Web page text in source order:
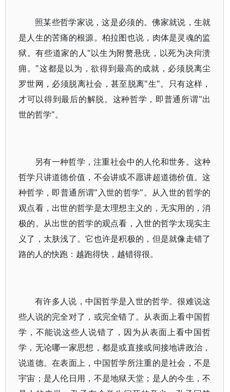
照某些哲学家说，这是必须的。佛家就说，生就
是人生的苦痛的根源。柏拉图也说，肉体是灵魂的监
狱。有些道家的人"以生为附赘悬疣，以死为决疴溃
痈。"这都是以为，欲得到最高的成就，必须脱离尘
罗世网，必须脱离社会，甚至脱离"生"。只有这样，
才可以得到最后的解脱。这种哲学，即普通所谓"出
世的哲学"。
另有一种哲学，注重社会中的人伦和世务。这种
哲学只讲道德价值，不会讲或不愿讲超道德价值。这
种哲学，即普通所谓"入世的哲学"。从入世的哲学的
观点看，出世的哲学是太理想主义的，无实用的，消
极的。从出世的哲学的观点看，入世的哲学太现实主
义了，太肤浅了。它也许是积极的，但是就像走错了
路的人的快跑：越跑得快，越错得很。
有许多人说，中国哲学是入世的哲学。很难说这
些人说的完全对了，或完全错了。从表面上看中国哲
学，不能说这些人说错了，因为从表面上看中国哲
学，无论哪一家思想，都是或直接或间接地讲政治，
说道德。在表面上，中国哲学所注重的是社会，不是
宇宙；是人伦日用，不是地狱天堂；是人的今生，不